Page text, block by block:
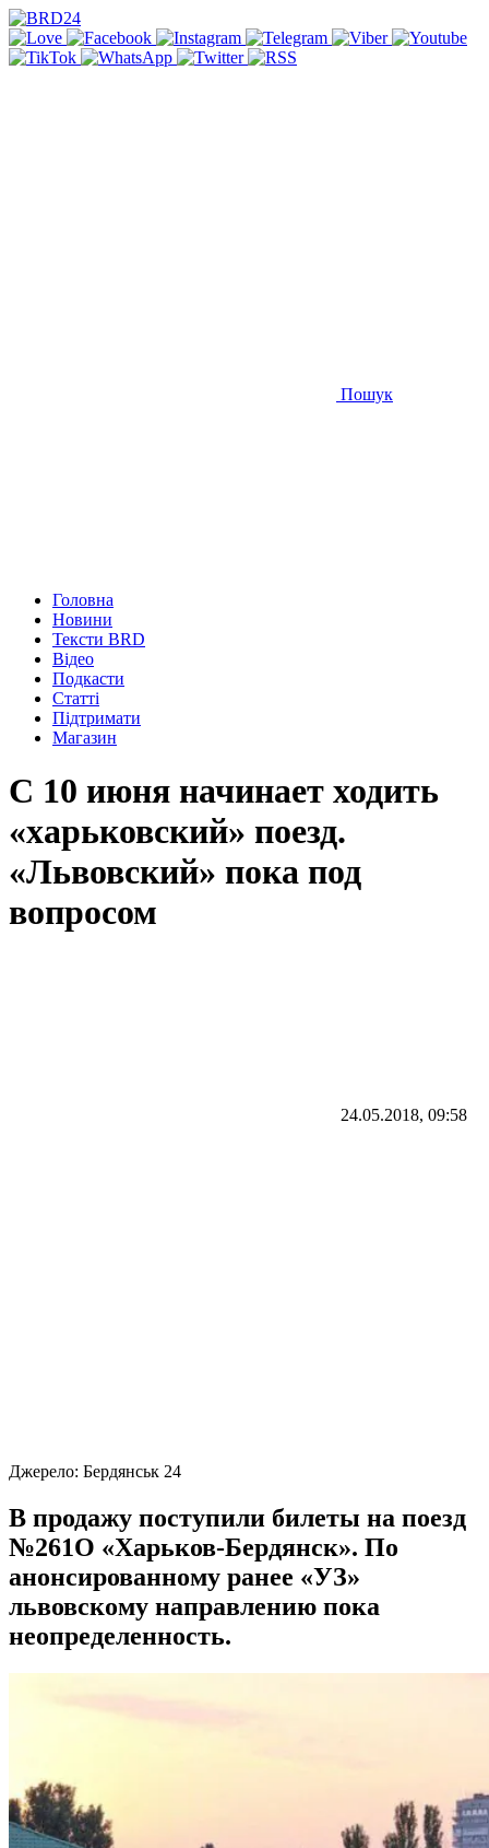
Пошук
Головна
Новини
Тексти BRD
Відео
Подкасти
Статті
Підтримати
Магазин
С 10 июня начинает ходить
«харьковский» поезд.
«Львовский» пока под
вопросом
24.05.2018, 09:58
Джерело: Бердянськ 24
В продажу поступили билеты на поезд
№261О «Харьков-Бердянск». По
анонсированному ранее «УЗ»
львовскому направлению пока
неопределенность.